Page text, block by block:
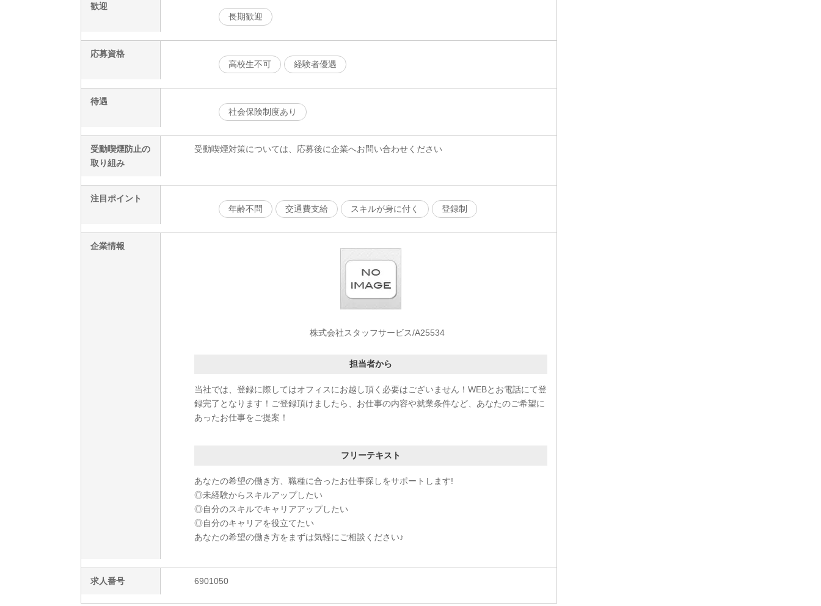
歓迎
長期歓迎
応募資格
高校生不可
経験者優遇
待遇
社会保険制度あり
受動喫煙防止の
取り組み
受動喫煙対策については、応募後に企業へお問い合わせください
注目ポイント
年齢不問
交通費支給 スキルが身に付く 登録制
企業情報
株式会社スタッフサービス/A25534
担当者から
当社では、登録に際してはオフィスにお越し頂く必要はございません！WEBとお電話にて登
録完了となります！ご登録頂けましたら、お仕事の内容や就業条件など、あなたのご希望に
あったお仕事をご提案！
フリーテキスト
あなたの希望の働き方、職種に合ったお仕事探しをサポートします!
◎未経験からスキルアップしたい
◎自分のスキルでキャリアアップしたい
◎自分のキャリアを役立てたい
あなたの希望の働き方をまずは気軽にご相談ください♪
求人番号 6901050